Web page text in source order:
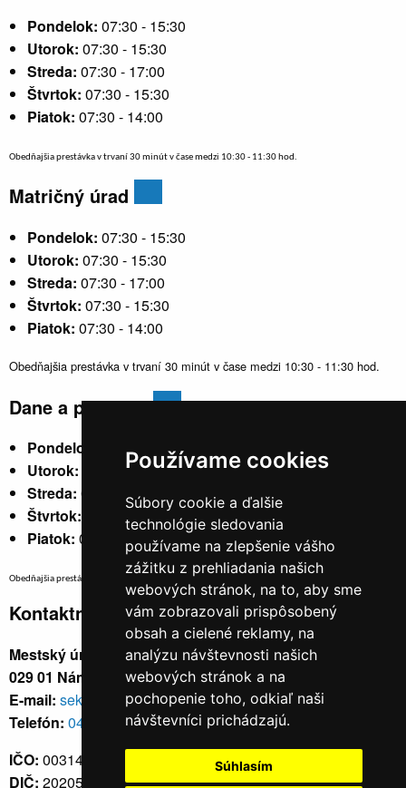
Používame cookies
Súbory cookie a ďalšie
technológie sledovania
používame na zlepšenie vášho
zážitku z prehliadania našich
webových stránok, na to, aby sme
vám zobrazovali prispôsobený
obsah a cielené reklamy, na
analýzu návštevnosti našich
webových stránok a na
pochopenie toho, odkiaľ naši
návštevníci prichádzajú.
Súhlasím
Pondelok: 07:30 - 15:30
Utorok: 07:30 - 15:30
Streda: 07:30 - 17:00
Štvrtok: 07:30 - 15:30
Piatok: 07:30 - 14:00
Obedňajšia prestávka v trvaní 30 minút v čase medzi 10:30 - 11:30 hod.
Matričný úrad
Pondelok: 07:30 - 15:30
Utorok: 07:30 - 15:30
Streda: 07:30 - 17:00
Štvrtok: 07:30 - 15:30
Piatok: 07:30 - 14:00
Obedňajšia prestávka v trvaní 30 minút v čase medzi 10:30 - 11:30 hod.
Dane a poplatky
Pondelok:
07:30 - 15:30
Utorok:
nestránkový
Streda: 07:30 - 17:00
Štvrtok:
nestránkový
Piatok: 07:30 - 14:00
Obedňajšia prestávka v trvaní 30 minút v čase medzi 10:30 - 11:30 hod.
Kontaktné údaje
Mestský úrad, Cyrila a Metoda 329/6,
029 01 Námestovo
E-mail: sekretariat@namestovo.sk
Telefón: 043 5504711
IČO: 00314676
DIČ: 2020571707